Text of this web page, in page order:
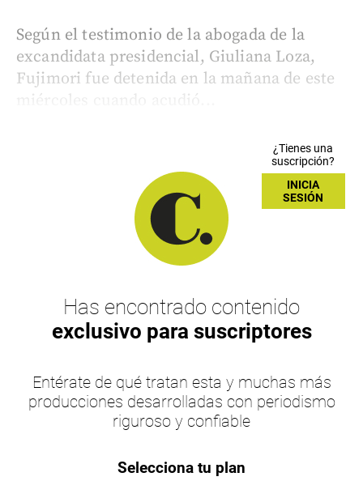
Según el testimonio de la abogada de la
excandidata presidencial, Giuliana Loza,
Fujimori fue detenida en la mañana de este
miércoles cuando acudió...
¿Tienes una
suscripción?
INICIA
SESIÓN
Has encontrado contenido
exclusivo para suscriptores
Entérate de qué tratan esta y muchas más
producciones desarrolladas con periodismo
riguroso y confiable
Selecciona tu plan